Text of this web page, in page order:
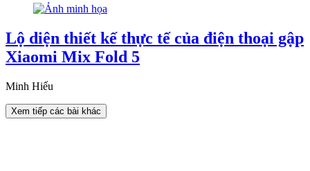
Lộ diện thiết kế thực tế của điện thoại gập
Xiaomi Mix Fold 5
Minh Hiếu
Xem tiếp các bài khác